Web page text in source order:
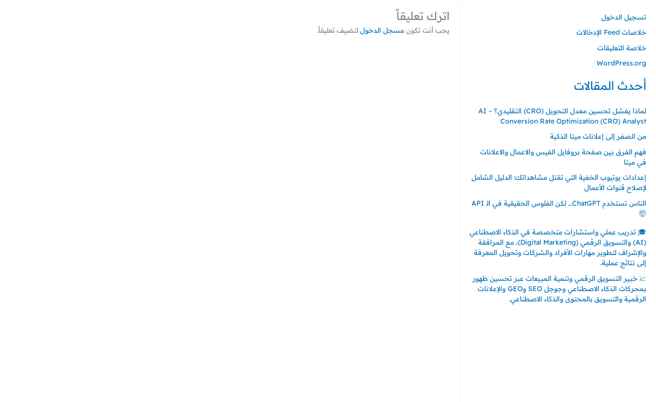
تسجيل الدخول
خلاصات Feed الإدخالات
خلاصة التعليقات
WordPress.org
أحدث المقالات
لماذا يفشل تحسين معدل التحويل (CRO) التقليدي؟ – AI
Conversion Rate Optimization (CRO) Analyst
من الصفر إلى إعلانات ميتا الذكية
فهم الفرق بين صفحة بروفايل الفيس والاعمال والاعلانات
في ميتا
إعدادات يوتيوب الخفية التي تقتل مشاهداتك: الدليل الشامل
لإصلاح قنوات الأعمال
الناس تستخدم ChatGPT… لكن الفلوس الحقيقية في الـ API
🤯
🎓 تدريب عملي واستشارات متخصصة في الذكاء الاصطناعي
(AI) والتسويق الرقمي (Digital Marketing)، مع المرافقة
والإشراف لتطوير مهارات الأفراد والشركات وتحويل المعرفة
إلى نتائج عملية.
📈 خبير التسويق الرقمي وتنمية المبيعات عبر تحسين ظهور
بمحركات الذكاء الاصطناعي وجوجل SEO وGEO والإعلانات
الرقمية والتسويق بالمحتوى والذكاء الاصطناعي.
اترك تعليقاً
يجب أنت تكونمسجل الدخول لتضيف تعليقاً.